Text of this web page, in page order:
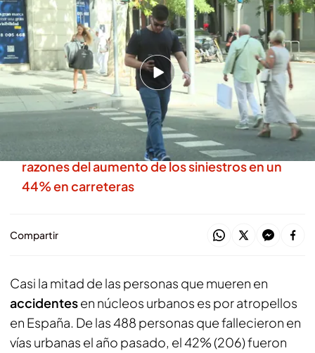
Redacción digital Noticias Cuatro Europa Press
07 AGO 2025 - 21:24h.
Un total de 488 personas fallecieron en España
en accidentes de tráfico en zonas urbanas
durante 2024
Julio, el mes negro para los motoristas: las
razones del aumento de los siniestros en un
44% en carreteras
Compartir
Casi la mitad de las personas que mueren en
accidentesen núcleos urbanos es por atropellos
en España. De las 488 personas que fallecieron en
vías urbanas el año pasado, el 42% (206) fueron